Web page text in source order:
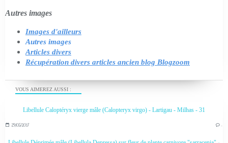
VOUS AIMEREZ AUSSI :
Libellule Caloptéryx vierge mâle (Calopteryx virgo) - Lartigau - Milhas - 31
29/05/2017 …
Autres images
Images d'ailleurs
Autres images
Articles divers
Récupération divers articles ancien blog Blogzoom